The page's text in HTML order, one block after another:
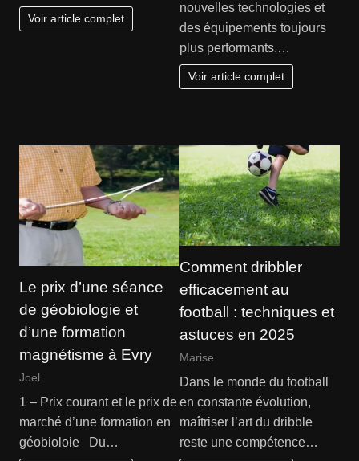
Voir article complet
nouvelles technologies et
des équipements toujours
plus performants.…
Voir article complet
Le prix d’une séance
de géobiologie et
d’une formation
magnétisme à Evry
Joel
1 – Prix courant et le prix de
marché d’une formation en
géobioloie Du…
Comment dribbler
efficacement au
football : techniques et
astuces en 2025
Marise
Dans le monde du football
en constante évolution,
maîtriser l’art du dribble
reste une compétence…